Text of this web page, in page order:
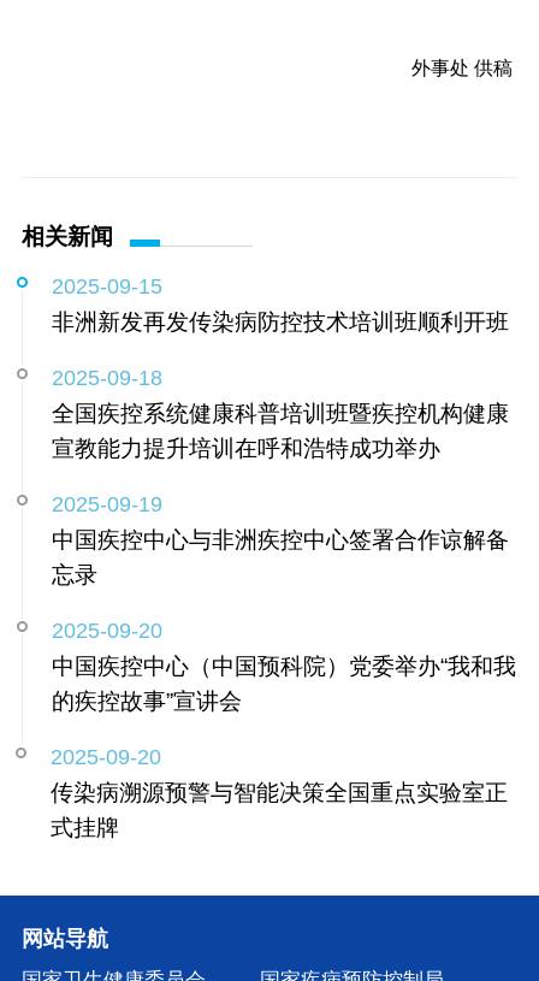
外事处 供稿
相关新闻
2025-09-15
非洲新发再发传染病防控技术培训班顺利开班
2025-09-18
全国疾控系统健康科普培训班暨疾控机构健康
宣教能力提升培训在呼和浩特成功举办
2025-09-19
中国疾控中心与非洲疾控中心签署合作谅解备
忘录
2025-09-20
中国疾控中心（中国预科院）党委举办“我和我
的疾控故事”宣讲会
2025-09-20
传染病溯源预警与智能决策全国重点实验室正
式挂牌
网站导航